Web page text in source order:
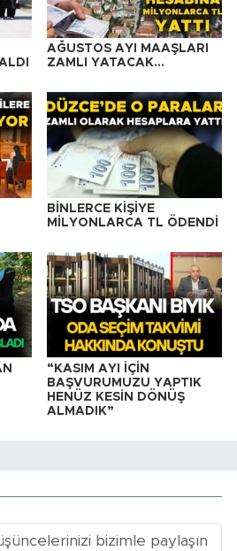
AĞUSTOS AYI MAAŞLARI
ZAMLI YATACAK…
BİNLERCE KİŞİYE
MİLYONLARCA TL ÖDENDİ
“KASIM AYI İÇİN
BAŞVURUMUZU YAPTIK
HENÜZ KESİN DÖNÜŞ
ALMADIK”